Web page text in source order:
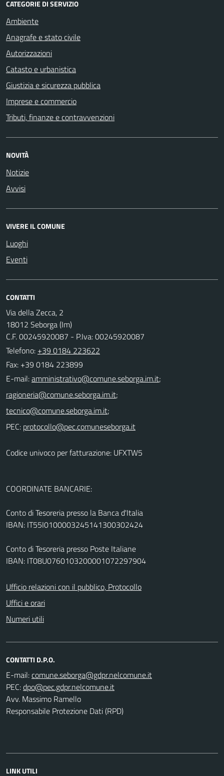
CATEGORIE DI SERVIZIO
Ambiente
Anagrafe e stato civile
Autorizzazioni
Catasto e urbanistica
Giustizia e sicurezza pubblica
Imprese e commercio
Tributi, finanze e contravvenzioni
NOVITÀ
Notizie
Avvisi
VIVERE IL COMUNE
Luoghi
Eventi
CONTATTI
Via della Zecca, 2
18012 Seborga (Im)
C.F. 00245920087 - P.Iva: 00245920087
Telefono: +39 0184 223622
Fax: +39 0184 223899
E-mail:
;
;
;
PEC:
Codice univoco per fatturazione: UFXTW5
COORDINATE BANCARIE:
Conto di Tesoreria presso la Banca d'Italia
IBAN: IT55I0100003245141300302424
Conto di Tesoreria presso Poste Italiane
IBAN: IT08U0760103200001072297904
Ufficio relazioni con il pubblico, Protocollo
Uffici e orari
Numeri utili
CONTATTI D.P.O.
E-mail:
PEC:
Avv. Massimo Ramello
Responsabile Protezione Dati (RPD)
LINK UTILI